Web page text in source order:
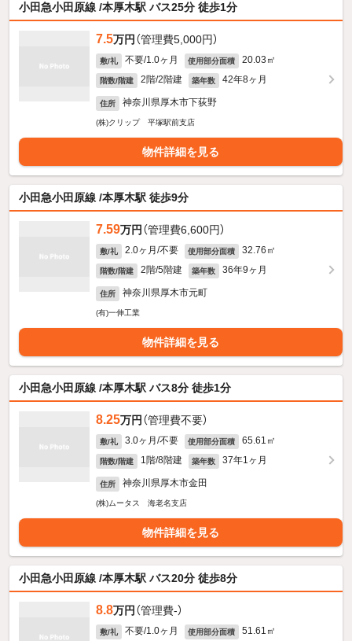
小田急小田原線 /本厚木駅 バス25分 徒歩1分
7.5万円 （管理費5,000円）
敷/礼 不要/1.0ヶ月 使用部分面積 20.03㎡
階数/階建 2階/2階建 築年数 42年8ヶ月
住所 神奈川県厚木市下荻野
(株)クリップ 平塚駅前支店
物件詳細を見る
小田急小田原線 /本厚木駅 徒歩9分
7.59万円 （管理費6,600円）
敷/礼 2.0ヶ月/不要 使用部分面積 32.76㎡
階数/階建 2階/5階建 築年数 36年9ヶ月
住所 神奈川県厚木市元町
(有)一伸工業
物件詳細を見る
小田急小田原線 /本厚木駅 バス8分 徒歩1分
8.25万円 （管理費不要）
敷/礼 3.0ヶ月/不要 使用部分面積 65.61㎡
階数/階建 1階/8階建 築年数 37年1ヶ月
住所 神奈川県厚木市金田
(株)ムータス 海老名支店
物件詳細を見る
小田急小田原線 /本厚木駅 バス20分 徒歩8分
8.8万円 （管理費-）
敷/礼 不要/1.0ヶ月 使用部分面積 51.61㎡